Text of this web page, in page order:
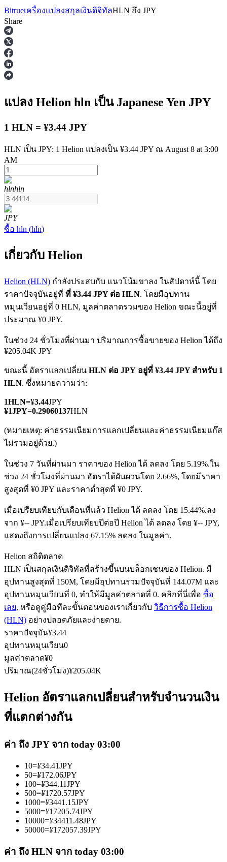
ฟิวเจอร์ส
ฟิวเจอร์สที่ใช้ USDT เป็นหลักประกัน
ฟิวเจอร์ส COIN-M
TradFi
ฟิวเจอร์สที่ใช้ USDC เป็นหลักประกัน
คัดลอกการซื้อขาย
เข้าร่วมกับเทรดเดอร์ชั้นนำ
เพลิดเพลินกับการแบ่งปันผลกำไรและค่าคอมมิชชั่นการคัด
ลอกการซื้อขาย
Bitrueเครื่องแปลงสกุลเงินดิจิทัลHLN ถึง JPY
Share
แปลง Helion hln เป็น Japanese Yen JPY
1 HLN = ¥3.44 JPY
HLN เป็น JPY: 1 Helion แปลงเป็น ¥3.44 JPY ณ August 8 at 3:00
AM
hlnhln
JPY
ซื้อ hln (hln)
เกี่ยวกับ Helion
Helion (HLN) กำลังประสบกับ แนวโน้มขาลง ในสัปดาห์นี้ โดย
ราคาปัจจุบันอยู่ที่ ที่ ¥3.44 JPY ต่อ HLN. โดยมีอุปทาน
หมุนเวียนอยู่ที่ 0 HLN, มูลค่าตลาดรวมของ Helion ขณะนี้อยู่ที่
ประมาณ ¥0 JPY.
ในช่วง 24 ชั่วโมงที่ผ่านมา ปริมาณการซื้อขายของ Helion ได้ถึง
¥205.04K JPY
ขณะนี้ อัตราแลกเปลี่ยน HLN ต่อ JPY อยู่ที่ ¥3.44 JPY สำหรับ 1
HLN. ซึ่งหมายความว่า:
1HLN=¥3.44JPY
¥1JPY=0.29060137HLN
(หมายเหตุ: ค่าธรรมเนียมการแลกเปลี่ยนและค่าธรรมเนียมแก๊ส
ไม่รวมอยู่ด้วย.)
ในช่วง 7 วันที่ผ่านมา ราคาของ Helion ได้ ลดลง โดย 5.19%.ใน
ช่วง 24 ชั่วโมงที่ผ่านมา อัตราได้ผันผวนโดย 2.66%, โดยมีราคา
สูงสุดที่ ¥0 JPY และราคาต่ำสุดที่ ¥0 JPY.
เมื่อเปรียบเทียบกับเดือนที่แล้ว Helion ได้ ลดลง โดย 15.44%.ลง
จาก ¥-- JPY.เมื่อเปรียบเทียบปีต่อปี Helion ได้ ลดลง โดย ¥-- JPY,
แสดงถึงการเปลี่ยนแปลง 67.15% ลดลง ในมูลค่า.
Helion สถิติตลาด
HLN เป็นสกุลเงินดิจิทัลที่สร้างขึ้นบนบล็อกเชนของ Helion. มี
อุปทานสูงสุดที่ 150M, โดยมีอุปทานรวมปัจจุบันที่ 144.07M และ
อุปทานหมุนเวียนที่ 0, ทำให้มีมูลค่าตลาดที่ 0. คลิกที่นี่เพื่อ ซื้อ
เลย, หรือดูคู่มือทีละขั้นตอนของเราเกี่ยวกับ วิธีการซื้อ Helion
(HLN) อย่างปลอดภัยและง่ายดาย.
ราคาปัจจุบัน¥3.44
อุปทานหมุนเวียน0
มูลค่าตลาด¥0
ปริมาณ(24ชั่วโมง)¥205.04K
Helion อัตราแลกเปลี่ยนสำหรับจำนวนเงิน
ที่แตกต่างกัน
ค่า ถึง JPY จาก today 03:00
10=¥34.41JPY
50=¥172.06JPY
100=¥344.11JPY
500=¥1720.57JPY
1000=¥3441.15JPY
5000=¥17205.74JPY
10000=¥34411.48JPY
50000=¥172057.39JPY
ค่า ถึง HLN จาก today 03:00